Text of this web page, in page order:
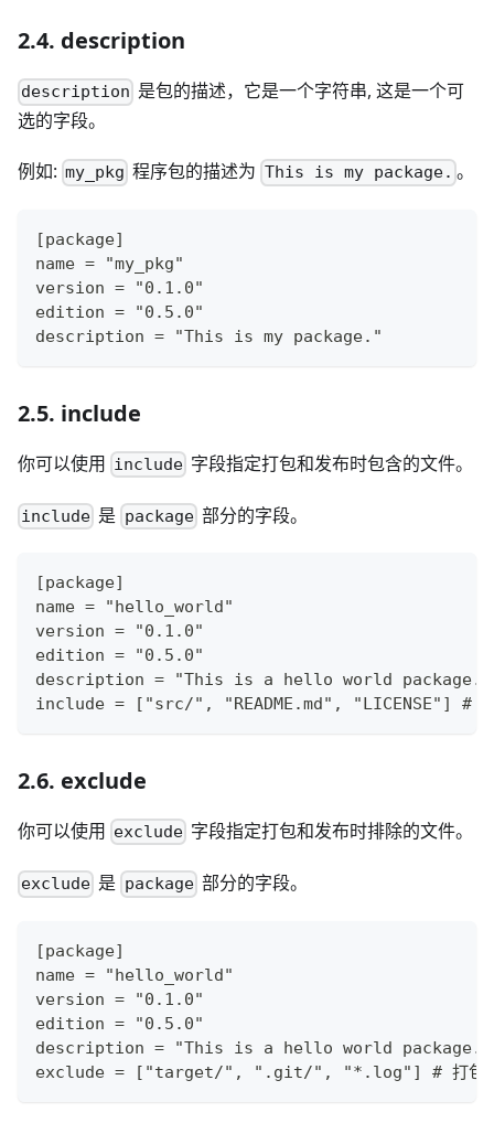
2.4. description
description 是包的描述，它是一个字符串, 这是一个可
选的字段。
例如: my_pkg 程序包的描述为 This is my package. 。
[package]
name = "my_pkg"
version = "0.1.0"
edition = "0.5.0"
description = "This is my package."
2.5. include
你可以使用 include 字段指定打包和发布时包含的文件。
include 是 package部分的字段。
[package]
name = "hello_world"
version = "0.1.0"
edition = "0.5.0"
description = "This is a hello world package."
include = ["src/", "README.md", "LICENSE"] # 打
2.6. exclude
你可以使用 exclude 字段指定打包和发布时排除的文件。
exclude 是 package部分的字段。
[package]
name = "hello_world"
version = "0.1.0"
edition = "0.5.0"
description = "This is a hello world package."
exclude = ["target/", ".git/", "*.log"] # 打包和发